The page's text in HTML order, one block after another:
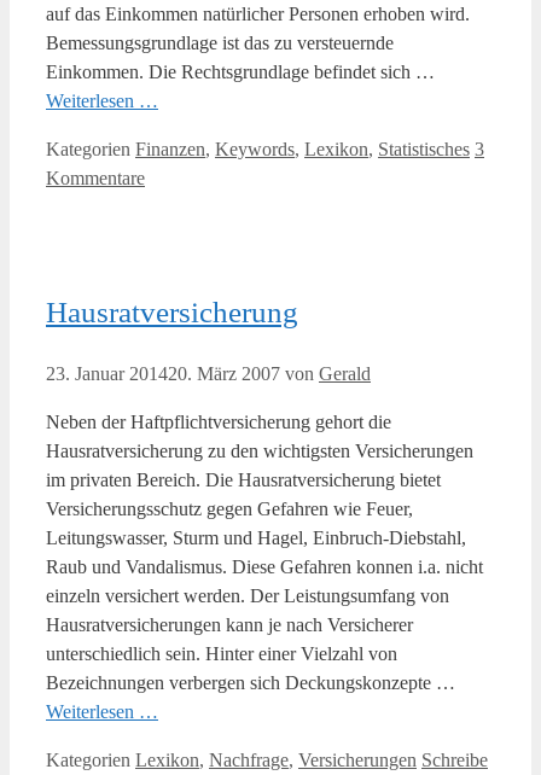
auf das Einkommen natürlicher Personen erhoben wird.
Bemessungsgrundlage ist das zu versteuernde
Einkommen. Die Rechtsgrundlage befindet sich …
Weiterlesen …
Kategorien Finanzen, Keywords, Lexikon, Statistisches 3
Kommentare
Hausratversicherung
23. Januar 201420. März 2007 von Gerald
Neben der Haftpflichtversicherung gehort die
Hausratversicherung zu den wichtigsten Versicherungen
im privaten Bereich. Die Hausratversicherung bietet
Versicherungsschutz gegen Gefahren wie Feuer,
Leitungswasser, Sturm und Hagel, Einbruch-Diebstahl,
Raub und Vandalismus. Diese Gefahren konnen i.a. nicht
einzeln versichert werden. Der Leistungsumfang von
Hausratversicherungen kann je nach Versicherer
unterschiedlich sein. Hinter einer Vielzahl von
Bezeichnungen verbergen sich Deckungskonzepte …
Weiterlesen …
Kategorien Lexikon, Nachfrage, Versicherungen Schreibe